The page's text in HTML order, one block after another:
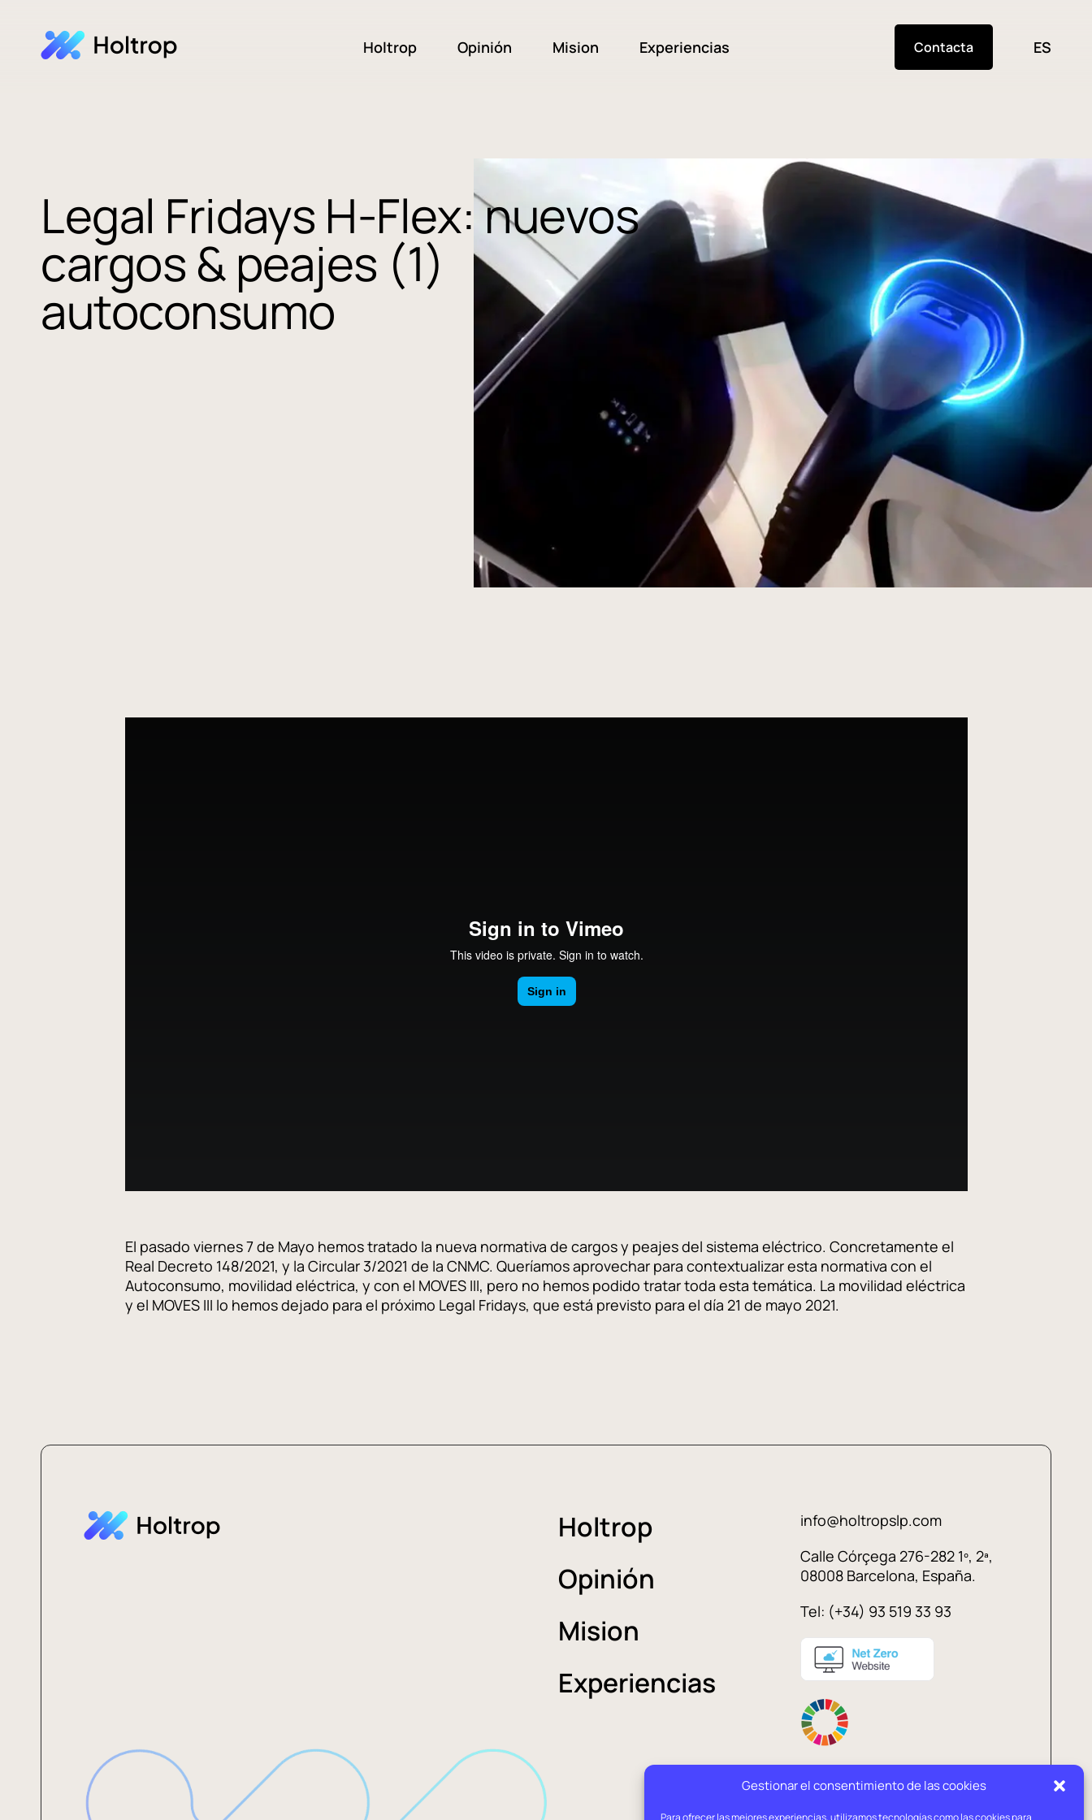
Gestionar el consentimiento de las cookies
Para ofrecer las mejores experiencias, utilizamos tecnologías como las cookies para
Holtrop Opinión Mision Experiencias Contacta ES
Legal Fridays H-Flex: nuevos
cargos & peajes (1)
autoconsumo
El pasado viernes 7 de Mayo hemos tratado la nueva normativa de cargos y peajes del sistema eléctrico. Concretamente el
Real Decreto 148/2021, y la Circular 3/2021 de la CNMC. Queríamos aprovechar para contextualizar esta normativa con el
Autoconsumo, movilidad eléctrica, y con el MOVES III, pero no hemos podido tratar toda esta temática. La movilidad eléctrica
y el MOVES III lo hemos dejado para el próximo Legal Fridays, que está previsto para el día 21 de mayo 2021.
Holtrop
Opinión
Mision
Experiencias
info@holtropslp.com
Calle Córçega 276-282 1º, 2ª,
08008 Barcelona, España.
Tel: (+34) 93 519 33 93